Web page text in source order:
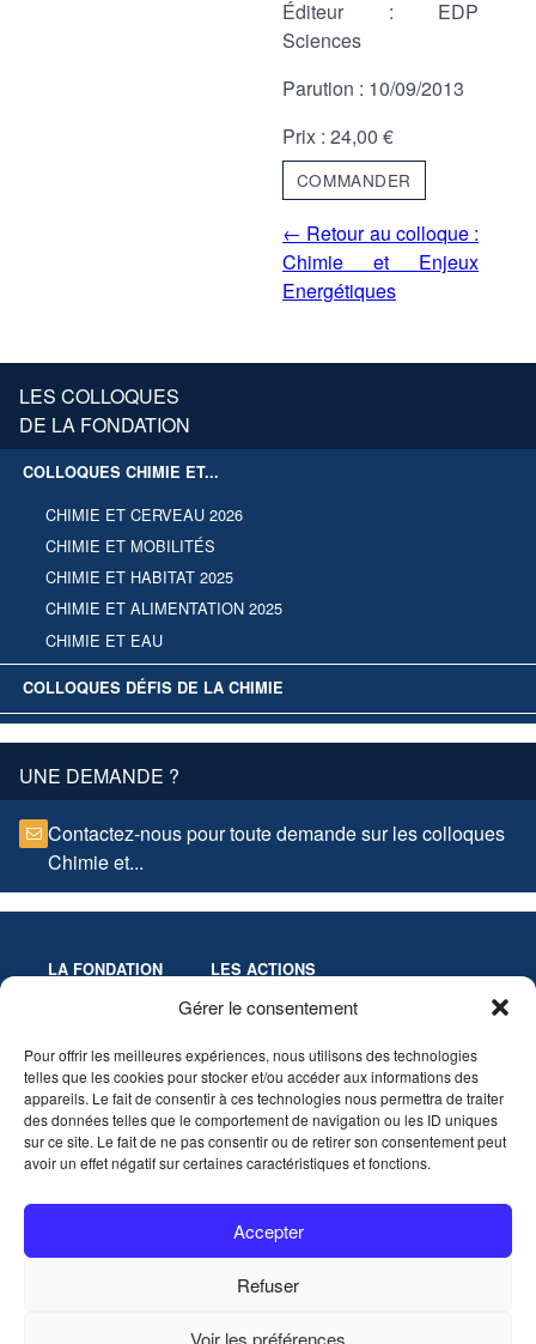
Gérer le consentement
Pour offrir les meilleures expériences, nous utilisons des technologies
telles que les cookies pour stocker et/ou accéder aux informations des
appareils. Le fait de consentir à ces technologies nous permettra de traiter
des données telles que le comportement de navigation ou les ID uniques
sur ce site. Le fait de ne pas consentir ou de retirer son consentement peut
avoir un effet négatif sur certaines caractéristiques et fonctions.
Accepter
Refuser
Voir les préférences
Éditeur : EDP
Sciences
Parution : 10/09/2013
Prix : 24,00 €
COMMANDER
← Retour au colloque :
Chimie et Enjeux
Energétiques
LES COLLOQUES
DE LA FONDATION
COLLOQUES CHIMIE ET...
CHIMIE ET CERVEAU 2026
CHIMIE ET MOBILITÉS
CHIMIE ET HABITAT 2025
CHIMIE ET ALIMENTATION 2025
CHIMIE ET EAU
COLLOQUES DÉFIS DE LA CHIMIE
UNE DEMANDE ?
Contactez-nous pour toute demande sur les colloques
Chimie et...
LA FONDATION
Statuts
LES ACTIONS
Colloques
Innovation-Recherche
Les Prix de la Fondation
Partenaires